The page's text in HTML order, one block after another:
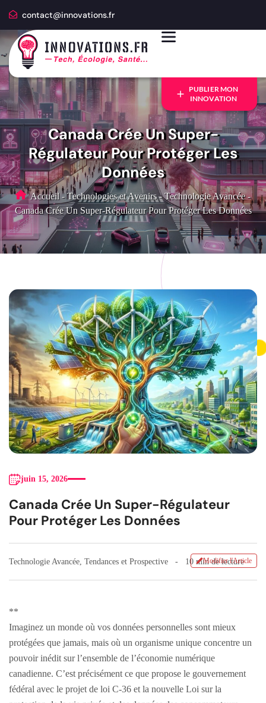
contact@innovations.fr
PUBLIER MON
INNOVATION
Canada Crée Un Super-
Régulateur Pour Protéger Les
Données
Accueil - Technologies et Avenirs - Technologie Avancée -
Canada Crée Un Super-Régulateur Pour Protéger Les Données
juin 15, 2026
Canada Crée Un Super-Régulateur
Pour Protéger Les Données
Technologie Avancée Tendances et Prospective 10 min de lecture
Modifier l'Article
**
Imaginez un monde où vos données personnelles sont mieux
protégées que jamais, mais où un organisme unique concentre un
pouvoir inédit sur l’ensemble de l’économie numérique
canadienne. C’est précisément ce que propose le gouvernement
fédéral avec le projet de loi C-36 et la nouvelle Loi sur la